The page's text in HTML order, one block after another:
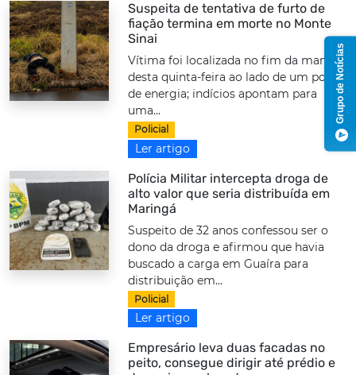
Suspeita de tentativa de furto de
fiação termina em morte no Monte
Sinai
Vítima foi localizada no fim da manhã
desta quinta-feira ao lado de um poste
de energia; indícios apontam para
uma...
Policial
Ler artigo
Polícia Militar intercepta droga de
alto valor que seria distribuída em
Maringá
Suspeito de 32 anos confessou ser o
dono da droga e afirmou que havia
buscado a carga em Guaíra para
distribuição em...
Policial
Ler artigo
Empresário leva duas facadas no
peito, consegue dirigir até prédio e
Grupo de Notícias